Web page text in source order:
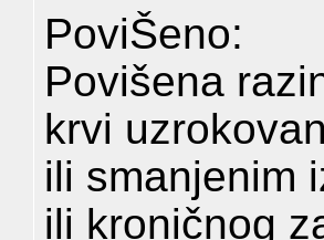
PoviŠeno:
Povišena
krvi
ili smanjenim
ili kroničnog